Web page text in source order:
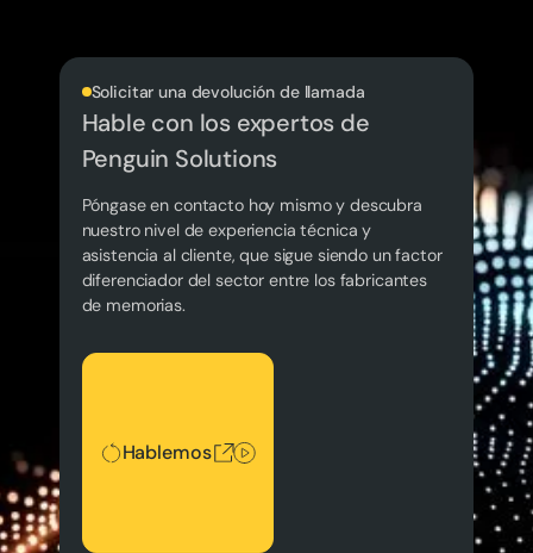
Solicitar una devolución de llamada
Hable con los expertos de
Penguin Solutions
Póngase en contacto hoy mismo y descubra
nuestro nivel de experiencia técnica y
asistencia al cliente, que sigue siendo un factor
diferenciador del sector entre los fabricantes
de memorias.
Hablemos
Hablemos